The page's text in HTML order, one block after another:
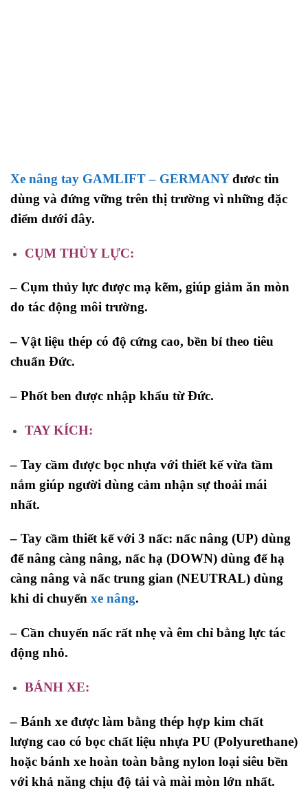
Xe nâng tay GAMLIFT – GERMANYđươc tin
dùng và đứng vững trên thị trường vì những đặc
điểm dưới đây.
CỤM THỦY LỰC:
– Cụm thủy lực được mạ kẽm, giúp giảm ăn mòn
do tác động môi trường.
– Vật liệu thép có độ cứng cao, bền bỉ theo tiêu
chuẩn Đức.
– Phốt ben được nhập khẩu từ Đức.
TAYKÍCH:
– Tay cầm được bọc nhựa với thiết kế vừa tầm
nắm giúp người dùng cảm nhận sự thoải mái
nhất.
– Tay cầm thiết kế với 3 nấc: nấc nâng (UP) dùng
để nâng càng nâng, nấc hạ (DOWN) dùng để hạ
càng nâng và nấc trung gian (NEUTRAL) dùng
khi di chuyển xe nâng.
– Cần chuyển nấc rất nhẹ và êm chỉ bằng lực tác
động nhỏ.
BÁNH XE:
– Bánh xe được làm bằng thép hợp kim chất
lượng cao có bọc chất liệu nhựa PU (Polyurethane)
hoặc bánh xe hoàn toàn bằng nylon loại siêu bền
với khả năng chịu độ tải và mài mòn lớn nhất.